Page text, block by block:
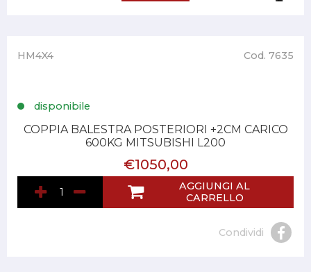
HM4X4 Cod. 7635
disponibile
COPPIA BALESTRA POSTERIORI +2CM CARICO
600KG MITSUBISHI L200
€1050,00
AGGIUNGI AL
CARRELLO
Condividi